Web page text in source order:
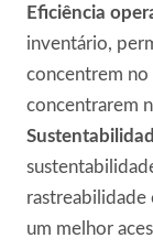
Eficiência
inventário,
concentrem no
concentrarem
rastreabilidade
um melhor